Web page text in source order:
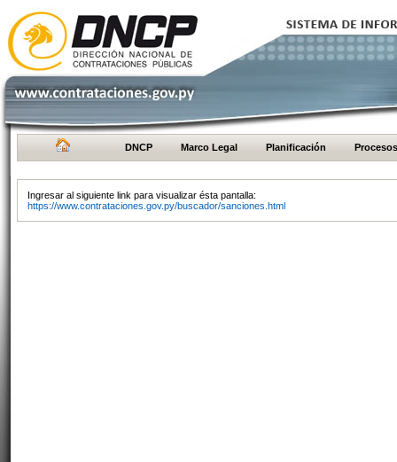
DNCP Marco Legal Planificación Procesos
Ingresar al siguiente link para visualizar ésta pantalla:
https://www.contrataciones.gov.py/buscador/sanciones.html